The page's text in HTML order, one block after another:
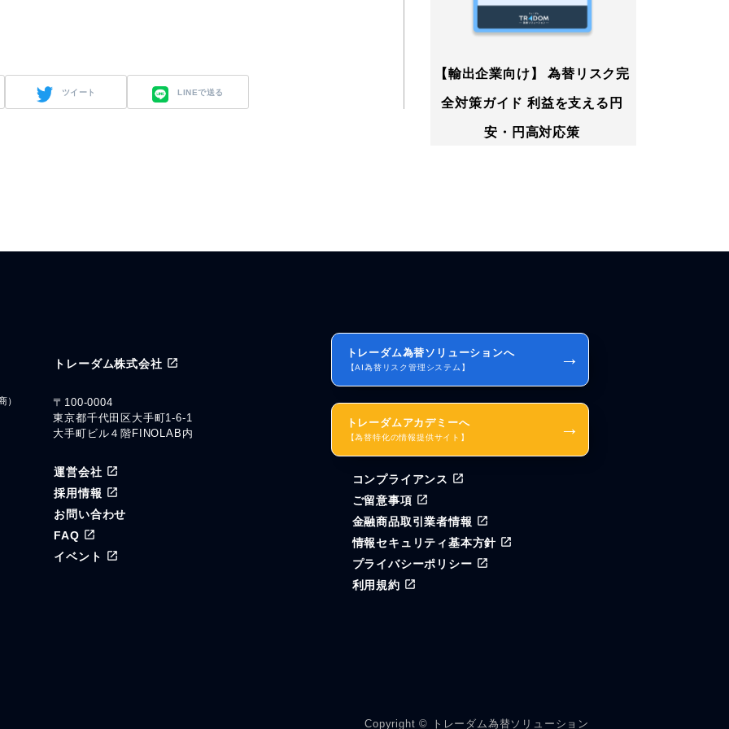
ツイート LINEで送る
【輸出企業向け】 為替リスク完
全対策ガイド 利益を支える円
安・円高対応策
）
トレーダム株式会社
〒100-0004
東京都千代田区大手町1-6-1
大手町ビル４階FINOLAB内
運営会社
採用情報
お問い合わせ
FAQ
イベント
トレーダム為替ソリューションへ
【AI為替リスク管理システム】 →
トレーダムアカデミーへ
【為替特化の情報提供サイト】 →
コンプライアンス
ご留意事項
金融商品取引業者情報
情報セキュリティ基本方針
プライバシーポリシー
利用規約
Copyright © トレーダム為替ソリューション